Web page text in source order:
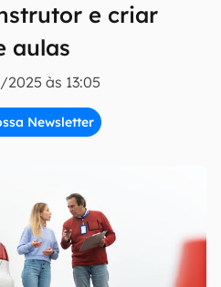
e criar
aulas
2025 às 13:05
Newsletter
se